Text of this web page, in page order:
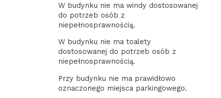
W budynku nie ma windy dostosowanej
do potrzeb osób z
niepełnosprawnością.
W budynku nie ma toalety
dostosowanej do potrzeb osób z
niepełnosprawnością.
Przy budynku nie ma prawidłowo
oznaczonego miejsca parkingowego.